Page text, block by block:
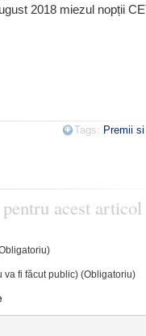
2018 miezul nopții
Tags: Premii
acest articol
va fi făcut public) (Obligatoriu)